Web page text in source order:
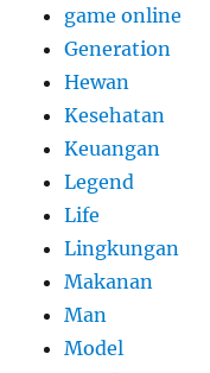
game online
Generation
Hewan
Kesehatan
Keuangan
Legend
Life
Lingkungan
Makanan
Man
Model